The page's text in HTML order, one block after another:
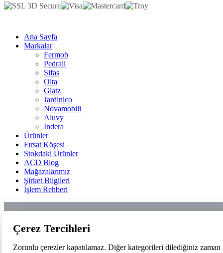
Ana Sayfa
Markalar
Fermob
Pedrali
Sifas
Olta
Glatz
Jardinico
Novamobili
Aluvy
Indera
Ürünler
Fırsat Köşesi
Stokdaki Ürünler
ACD Blog
Mağazalarımız
Şirket Bilgileri
İşlem Rehberi
Çerez Tercihleri
Zorunlu çerezler kapatılamaz. Diğer kategorileri dilediğiniz zaman